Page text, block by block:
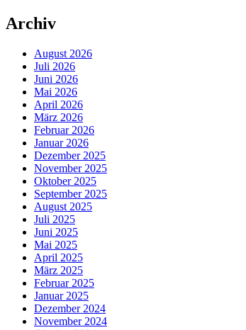
Archiv
August 2026
Juli 2026
Juni 2026
Mai 2026
April 2026
März 2026
Februar 2026
Januar 2026
Dezember 2025
November 2025
Oktober 2025
September 2025
August 2025
Juli 2025
Juni 2025
Mai 2025
April 2025
März 2025
Februar 2025
Januar 2025
Dezember 2024
November 2024